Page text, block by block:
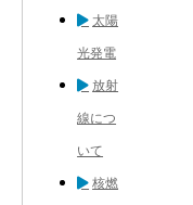
太陽
光発電
放射
線につ
いて
核燃